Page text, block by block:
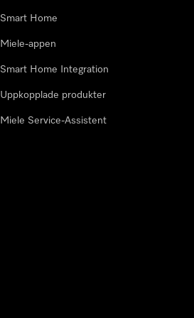
Smart Home
Miele-appen
Smart Home Integration
Uppkopplade produkter
Miele Service-Assistent